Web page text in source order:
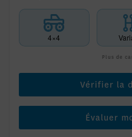
4×4
Plus de
Vérifier la
Évaluer